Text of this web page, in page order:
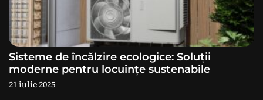
n
a
r
t
Sisteme de încălzire ecologice: Soluții
moderne pentru locuințe sustenabile
21 iulie 2025